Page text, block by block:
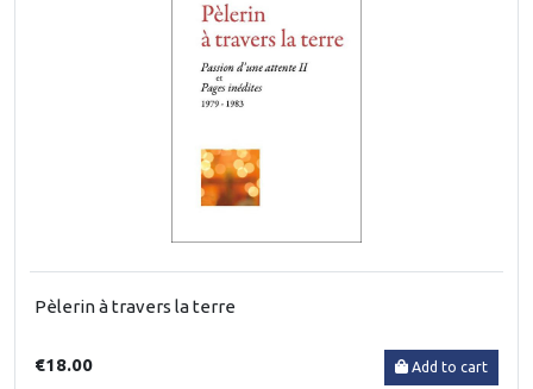
Pèlerin à travers la terre
€18.00 Add to cart